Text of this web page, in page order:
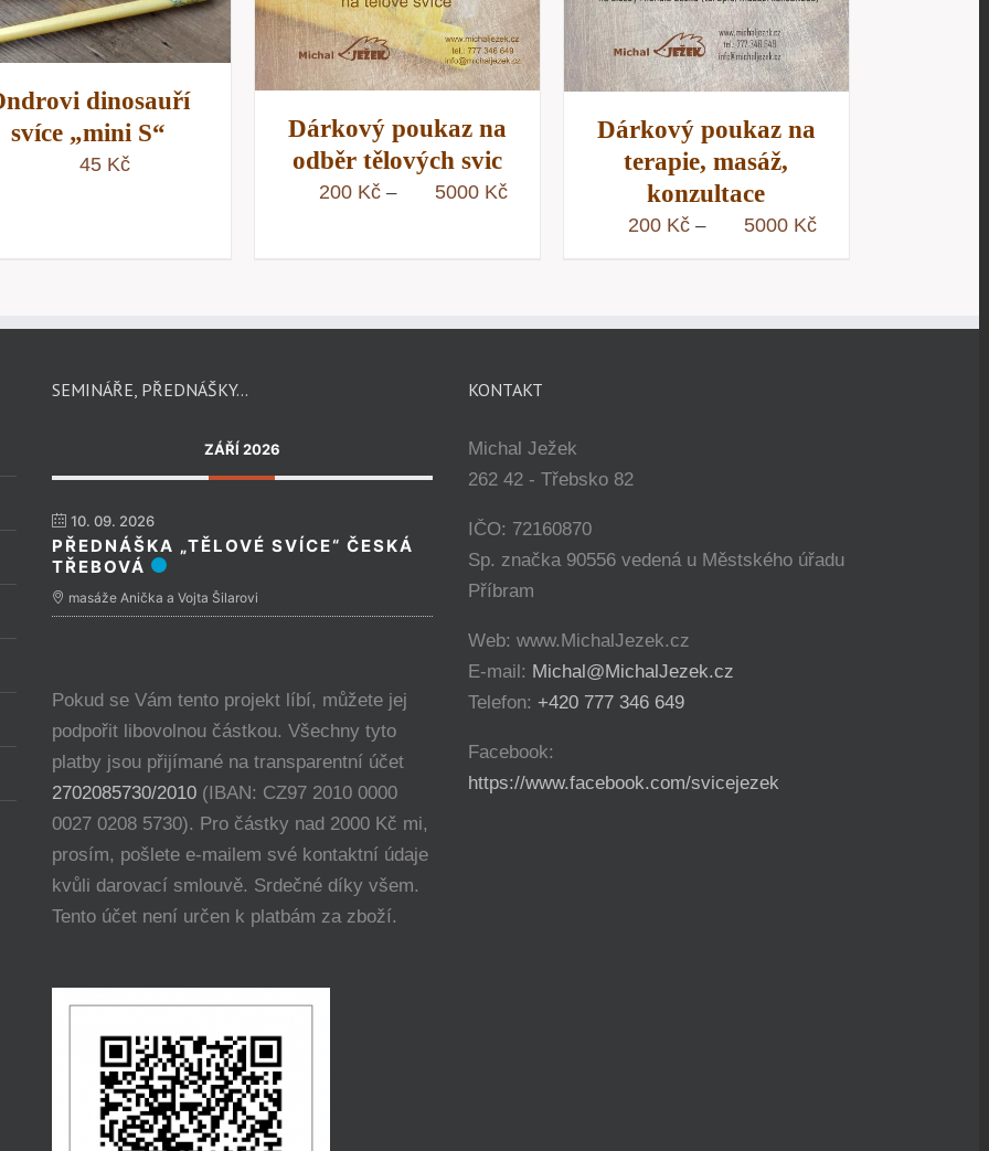
dinosauří
svíce „mini S“
45 Kč
RYCHLÝ NÁHLED
Dárkový poukaz na
odběr tělových svic
200 Kč – 5000 KčRozpětí
RYCHLÝ NÁHLED
Dárkový poukaz na
terapie, masáž,
konzultace
200 Kč – 5000 KčRozpětí
SEMINÁŘE, PŘEDNÁŠKY…
ZÁŘÍ 2026
10. 09. 2026
PŘEDNÁŠKA „TĚLOVÉ SVÍCE“ ČESKÁ
TŘEBOVÁ
masáže Anička a Vojta Šilarovi
Pokud se Vám tento projekt líbí, můžete jej
podpořit libovolnou částkou. Všechny tyto
platby jsou přijímané na transparentní účet
2702085730/2010(IBAN: CZ97 2010 0000
0027 0208 5730). Pro částky nad 2000 Kč mi,
prosím, pošlete e-mailem své kontaktní údaje
kvůli darovací smlouvě. Srdečné díky všem.
Tento účet není určen k platbám za zboží.
KONTAKT
Michal Ježek
262 42 - Třebsko 82
IČO: 72160870
Sp. značka 90556 vedená u Městského úřadu
Příbram
Web: www.MichalJezek.cz
E-mail: Michal@MichalJezek.cz
Telefon: +420 777 346 649
Facebook:
https://www.facebook.com/svicejezek